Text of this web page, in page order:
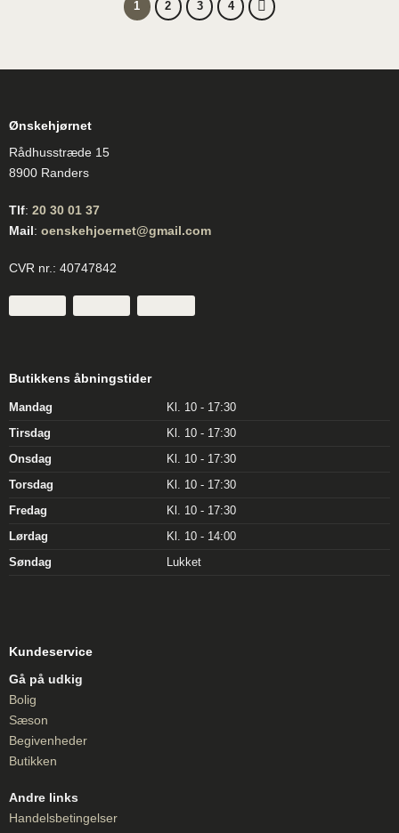
1 2 3 4
Ønskehjørnet
Rådhusstræde 15
8900 Randers
Tlf: 20 30 01 37
Mail: oenskehjoernet@gmail.com
CVR nr.: 40747842
Butikkens åbningstider
Mandag
Kl. 10 - 17:30
Tirsdag
Kl. 10 - 17:30
Onsdag
Kl. 10 - 17:30
Torsdag
Kl. 10 - 17:30
Fredag
Kl. 10 - 17:30
Lørdag
Kl. 10 - 14:00
Søndag
Lukket
Kundeservice
Gå på udkig
Bolig
Sæson
Begivenheder
Butikken
Andre links
Handelsbetingelser